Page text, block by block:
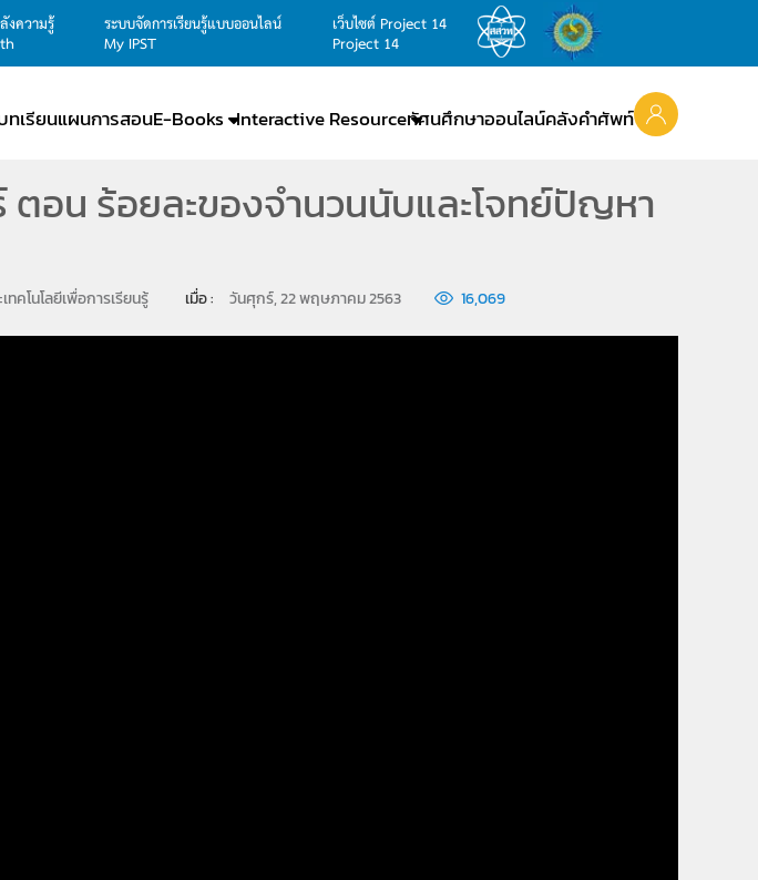
งความรู้
ระบบจัดการเรียนรู้แบบออนไลน์
My IPST
เว็บไซต์ Project 14
Project 14
ทเรียนแผนการสอนE-Books Interactive Resourceทัศนศึกษาออนไลน์คลังคำศัพท์
น ร้อยละของจำนวนนับและโจทย์ปัญหา
คโนโลยีเพื่อการเรียนรู้ เมื่อ : วันศุกร์, 22 พฤษภาคม 2563 16,069